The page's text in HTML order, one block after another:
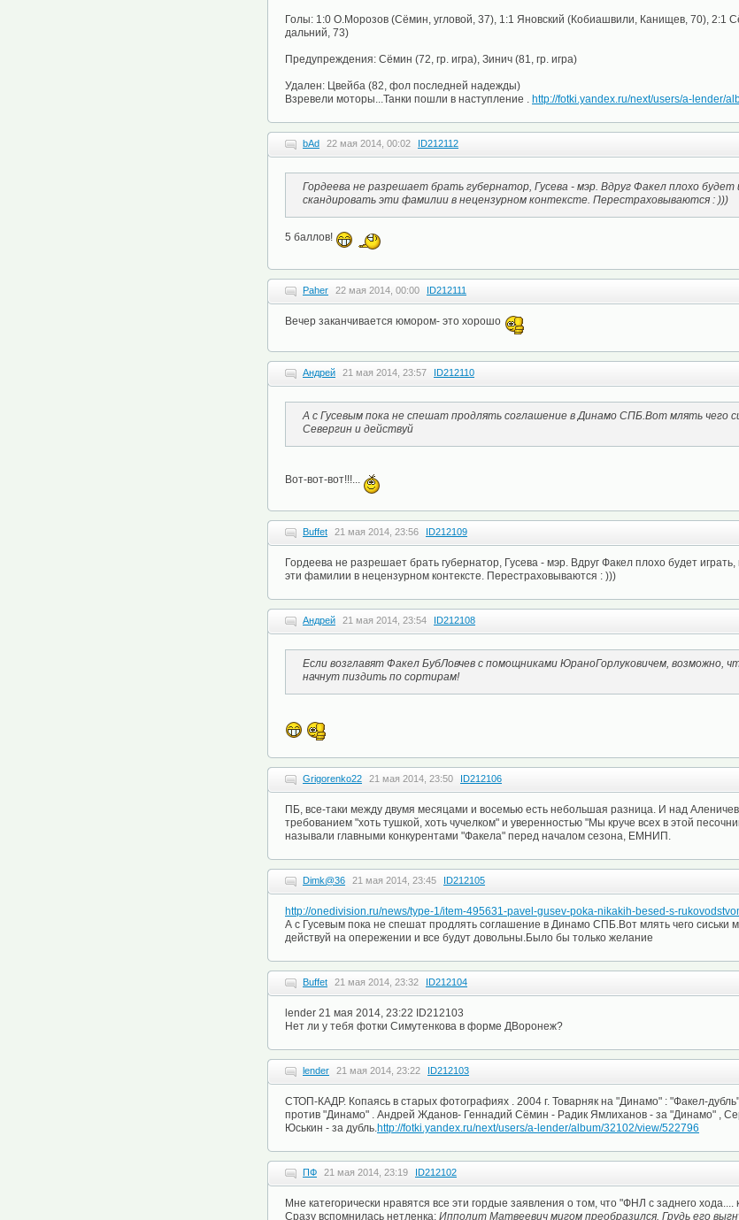
Голы: 1:0 О.Морозов (Сёмин, угловой, 37), 1:1 Яновский (Кобиашвили, Канищев, 70), 2:1
дальний, 73)
Предупреждения: Сёмин (72, гр. игра), Зинич (81, гр. игра)
Удален: Цвейба (82, фол последней надежды)
Взревели моторы...Танки пошли в наступление . http://fotki.yandex.ru/next/users/a-lender/
bAd 22 мая 2014, 00:02 ID212112
Гордеева не разрешает брать губернатор, Гусева - мэр. Вдруг Факел плохо
скандировать эти фамилии в нецензурном контексте. Перестраховываются : )))
5 баллов!
Paher 22 мая 2014, 00:00 ID212111
Вечер заканчивается юмором- это хорошо
Андрей 21 мая 2014, 23:57 ID212110
А с Гусевым пока не спешат продлять соглашение в Динамо СПБ.Вот млять чего
Севергин и действуй
Вот-вот-вот!!!...
Buffet 21 мая 2014, 23:56 ID212109
Гордеева не разрешает брать губернатор, Гусева - мэр. Вдруг Факел плохо будет
эти фамилии в нецензурном контексте. Перестраховываются : )))
Андрей 21 мая 2014, 23:54 ID212108
Если возглавят Факел БубЛовчев с помощниками ЮраноГорлуковичем, возможно,
начнут пиздить по сортирам!
Grigorenko22 21 мая 2014, 23:50 ID212106
ПБ, все-таки между двумя месяцами и восемью есть небольшая разница. И над
требованием "хоть тушкой, хоть чучелком" и уверенностью "Мы круче всех в этой
называли главными конкурентами "Факела" перед началом сезона, ЕМНИП.
Dimk@36 21 мая 2014, 23:45 ID212105
http://onedivision.ru/news/type-1/item-495631-pavel-gusev-poka-nikakih-besed-s-
А с Гусевым пока не спешат продлять соглашение в Динамо СПБ.Вот млять чего сиськи
действуй на опережении и все будут довольны.Было бы только желание
Buffet 21 мая 2014, 23:32 ID212104
lender 21 мая 2014, 23:22 ID212103
Нет ли у тебя фотки Симутенкова в форме ДВоронеж?
lender 21 мая 2014, 23:22 ID212103
СТОП-КАДР. Копаясь в старых фотографиях . 2004 г. Товарняк на "Динамо" : "Факел-
против "Динамо" . Андрей Жданов- Геннадий Сёмин - Радик Ямлиханов - за "Динамо" ,
Юськин - за дубль.http://fotki.yandex.ru/next/users/a-lender/album/32102/view/522796
ПФ 21 мая 2014, 23:19 ID212102
Мне категорически нравятся все эти гордые заявления о том, что "ФНЛ с заднего
Сразу вспомнилась нетленка: Ипполит Матвеевич мигом преобразился. Грудь его